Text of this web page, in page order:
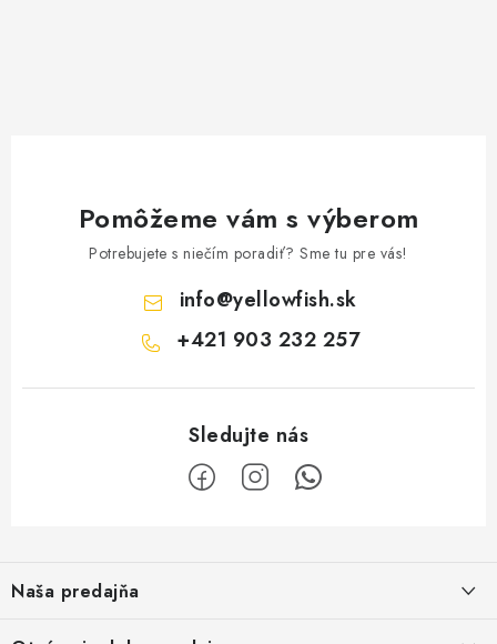
Pomôžeme vám s výberom
Potrebujete s niečím poradiť? Sme tu pre vás!
info@yellowfish.sk
+421 903 232 257
p
ä
Naša predajňa